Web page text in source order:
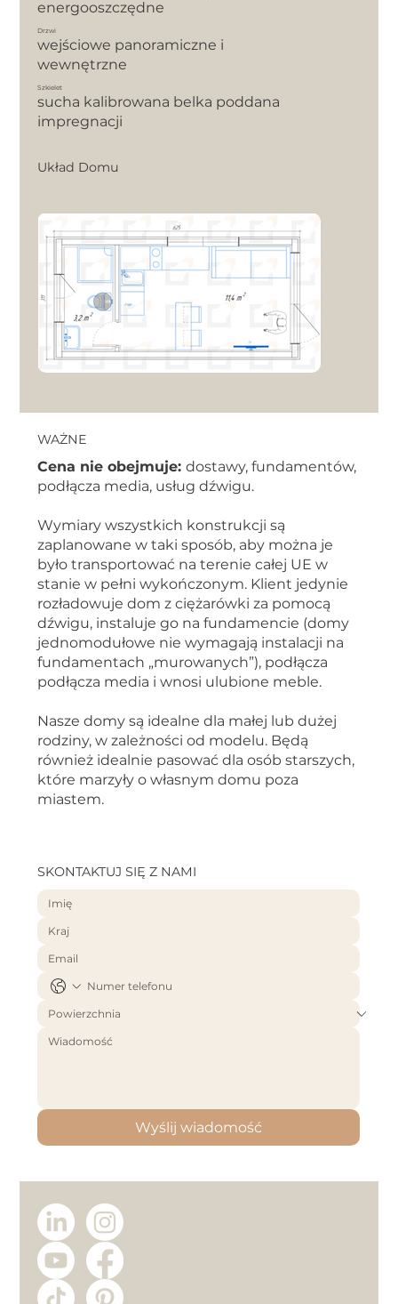
energooszczędne
Drzwi
wejściowe panoramiczne i
wewnętrzne
Szkielet
sucha kalibrowana belka poddana
impregnacji
Układ Domu
WAŻNE
Cena nie obejmuje:dostawy, fundamentów,
podłącza media, usług dźwigu.
Wymiary wszystkich konstrukcji są
zaplanowane w taki sposób, aby można je
było transportować na terenie całej UE w
stanie w pełni wykończonym. Klient jedynie
rozładowuje dom z ciężarówki za pomocą
dźwigu, instaluje go na fundamencie (domy
jednomodułowe nie wymagają instalacji na
fundamentach „murowanych”), podłącza
podłącza media i wnosi ulubione meble.
Nasze domy są idealne dla małej lub dużej
rodziny, w zależności od modelu. Będą
również idealnie pasować dla osób starszych,
które marzyły o własnym domu poza
miastem.
SKONTAKTUJ SIĘ Z NAMI
Wyślij wiadomość